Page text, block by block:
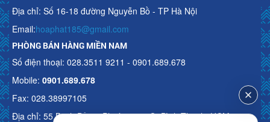
Địa chỉ: Số 16-18 đường Nguyễn Bồ - TP Hà Nội
Email:hoaphat185@gmail.com
PHÒNG BÁN HÀNG MIỀN NAM
Số điện thoại: 028.3511 9211 - 0901.689.678
Mobile: 0901.689.678
Fax: 028.38997105
Địa chỉ: 55 Bạch Đằng, Phường 15, Q. Bình Thạnh, HCM